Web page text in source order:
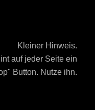
Kleiner Hinweis.
auf jeder Seite ein
Button. Nutze ihn.